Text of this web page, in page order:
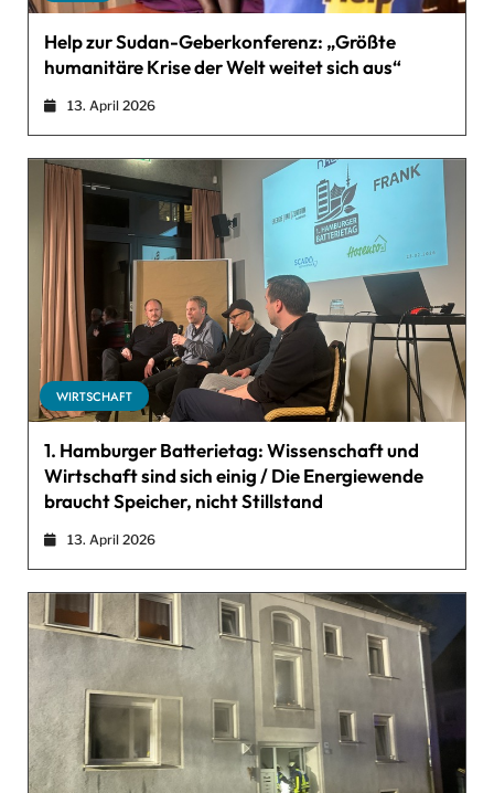
Help zur Sudan-Geberkonferenz: „Größte
humanitäre Krise der Welt weitet sich aus“
13. April 2026
WIRTSCHAFT
1. Hamburger Batterietag: Wissenschaft und
Wirtschaft sind sich einig / Die Energiewende
braucht Speicher, nicht Stillstand
13. April 2026